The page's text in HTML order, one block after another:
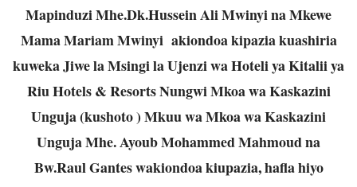
Mapinduzi Mhe.Dk.Hussein Ali Mwinyi na Mkewe
Mama Mariam Mwinyi akiondoa kipazia kuashiria
kuweka Jiwe la Msingi la Ujenzi wa Hoteli ya Kitalii ya
Riu Hotels & Resorts Nungwi Mkoa wa Kaskazini
Unguja (kushoto ) Mkuu wa Mkoa wa Kaskazini
Unguja Mhe. Ayoub Mohammed Mahmoud na
Bw.Raul Gantes wakiondoa kiupazia, hafla hiyo